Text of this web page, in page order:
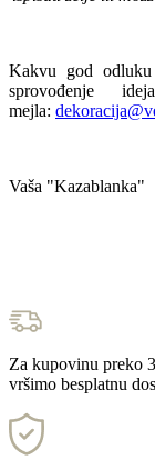
Kakvu god
sprovođenje
mejla:
Vaša "Kazablanka"
Za kupovinu preko
vršimo besplatnu